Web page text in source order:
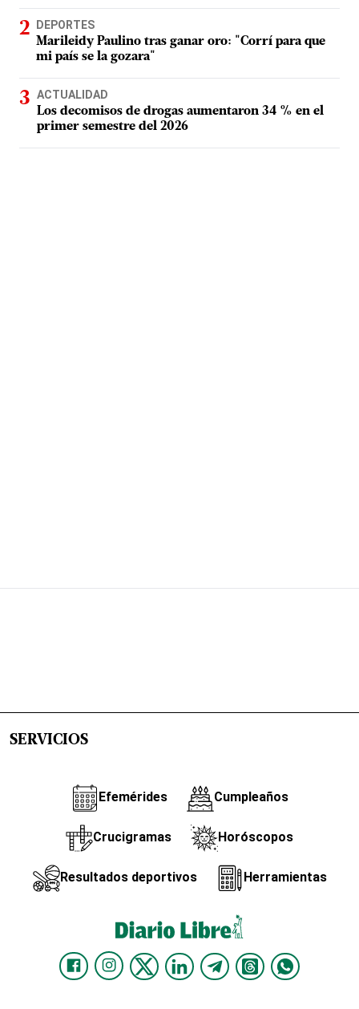
DEPORTES
Marileidy Paulino tras ganar oro: "Corrí para que
mi país se la gozara"
ACTUALIDAD
Los decomisos de drogas aumentaron 34 % en el
primer semestre del 2026
SERVICIOS
Efemérides Cumpleaños
Crucigramas Horóscopos
Resultados deportivos Herramientas